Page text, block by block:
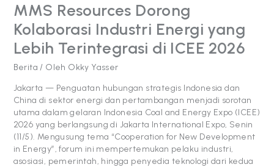
MMS Resources Dorong
Kolaborasi Industri Energi yang
Lebih Terintegrasi di ICEE 2026
Berita / Oleh Okky Yasser
Jakarta — Penguatan hubungan strategis Indonesia dan
China di sektor energi dan pertambangan menjadi sorotan
utama dalam gelaran Indonesia Coal and Energy Expo (ICEE)
2026 yang berlangsung di Jakarta International Expo, Senin
(11/5). Mengusung tema “Cooperation for New Development
in Energy”, forum ini mempertemukan pelaku industri,
asosiasi, pemerintah, hingga penyedia teknologi dari kedua